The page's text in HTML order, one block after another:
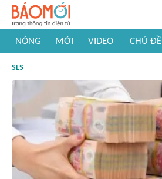
NÓNG MỚI VIDEO CHỦ ĐỀ
#Khám phá thế giới
SLS